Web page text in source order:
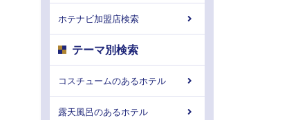
ホテナビ加盟店検索
テーマ別検索
コスチュームのあるホテル
露天風呂のあるホテル